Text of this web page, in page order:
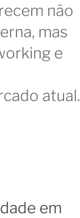
não
mas
e
atual.
em